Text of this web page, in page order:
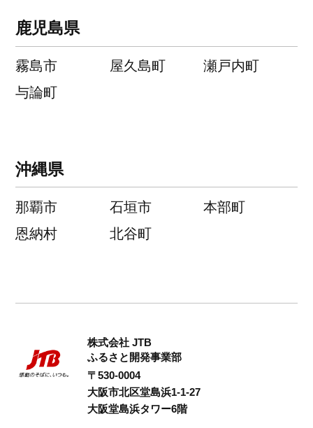
鹿児島県
霧島市 屋久島町
瀬戸内町
与論町
沖縄県
那覇市 石垣市
本部町
恩納村
北谷町
株式会社 JTB
ふるさと開発事業部
〒530-0004
大阪市北区堂島浜1-1-27
大阪堂島浜タワー6階